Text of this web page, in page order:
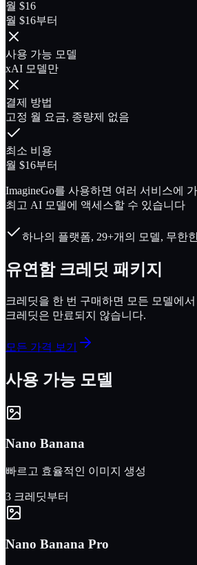
월 $16
월 $16부터
사용 가능 모델
xAI 모델만
결제 방법
고정 월 요금, 종량제 없음
최소 비용
월 $16부터
ImagineGo를 사용하면 여러 서비스에
최고 AI 모델에 액세스할 수 있습니다
하나의 플랫폼, 29+개의 모델, 무한
유연함 크레딧 패키지
크레딧을 한 번 구매하면 모든 모델에
크레딧은 만료되지 않습니다.
모든 가격 보기
사용 가능 모델
Nano Banana
빠르고 효율적인 이미지 생성
3 크레딧부터
Nano Banana Pro